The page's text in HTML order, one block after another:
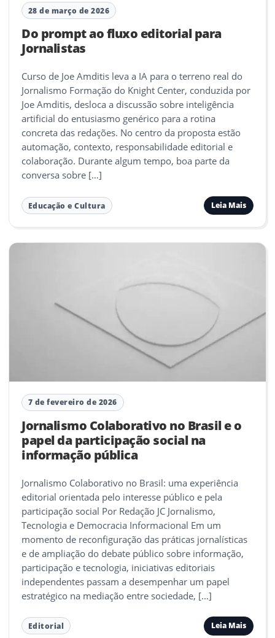
28 de março de 2026
Do prompt ao fluxo editorial para
Jornalistas
Curso de Joe Amditis leva a IA para o terreno real do
Jornalismo Formação do Knight Center, conduzida por
Joe Amditis, desloca a discussão sobre inteligência
artificial do entusiasmo genérico para a rotina
concreta das redações. No centro da proposta estão
automação, contexto, responsabilidade editorial e
colaboração. Durante algum tempo, boa parte da
conversa sobre […]
Educação e Cultura Leia Mais
7 de fevereiro de 2026
Jornalismo Colaborativo no Brasil e o
papel da participação social na
informação pública
Jornalismo Colaborativo no Brasil: uma experiência
editorial orientada pelo interesse público e pela
participação social Por Redação JC Jornalismo,
Tecnologia e Democracia Informacional Em um
momento de reconfiguração das práticas jornalísticas
e de ampliação do debate público sobre informação,
participação e tecnologia, iniciativas editoriais
independentes passam a desempenhar um papel
estratégico na mediação entre sociedade, […]
Editorial Leia Mais